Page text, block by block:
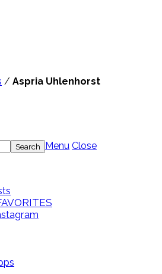
/ Aspria Uhlenhorst
Menu Close